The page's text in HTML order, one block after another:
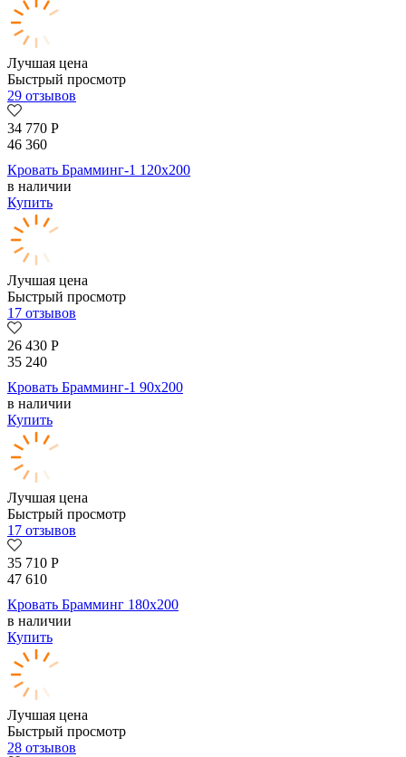
Лучшая цена
Быстрый просмотр
29 отзывов
34 770 Р
46 360
Кровать Брамминг-1 120х200
в наличии
Купить
Лучшая цена
Быстрый просмотр
17 отзывов
26 430 Р
35 240
Кровать Брамминг-1 90х200
в наличии
Купить
Лучшая цена
Быстрый просмотр
17 отзывов
35 710 Р
47 610
Кровать Брамминг 180х200
в наличии
Купить
Лучшая цена
Быстрый просмотр
28 отзывов